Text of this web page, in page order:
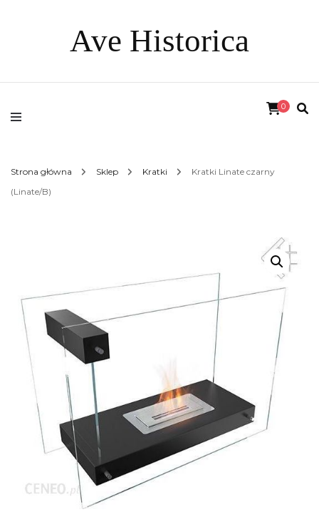
Ave Historica
0
Strona główna Sklep Kratki
Kratki Linate czarny
(Linate/B)